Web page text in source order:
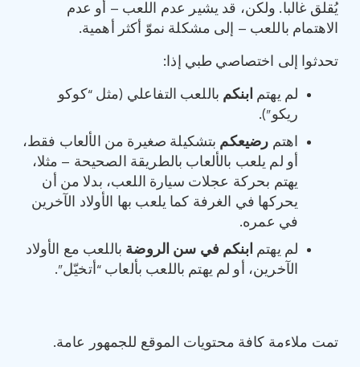
يُقلق غالبا. ولكن، قد يشير عدم اللعب – أو عدم
الاهتمام باللعب – إلى مشكلة نموّ أكثر أهمية.
تحدثوا إلى اختصاصي طبي إذا:
لم يهتم ابنكم باللعب التفاعلي (مثل “كوكو
ريكو”).
اهتم رضيعكم بتشكيلة صغيرة من الألعاب فقط،
أو لم يلعب بالألعاب بالطريقة الصحيحة – مثلا،
يهتم بحركة عجلات سيارة اللعب، بدلا من أن
يحركها في الغرفة كما يلعب بها الأولاد الآخرين
في عمره.
لم يهتم ابنكم في سن الروضة باللعب مع الأولاد
الآخرين، أو لم يهتم باللعب بألعاب “أتخيّل”.
تمت ملاءمة كافة محتويات الموقع للجمهور عامة.